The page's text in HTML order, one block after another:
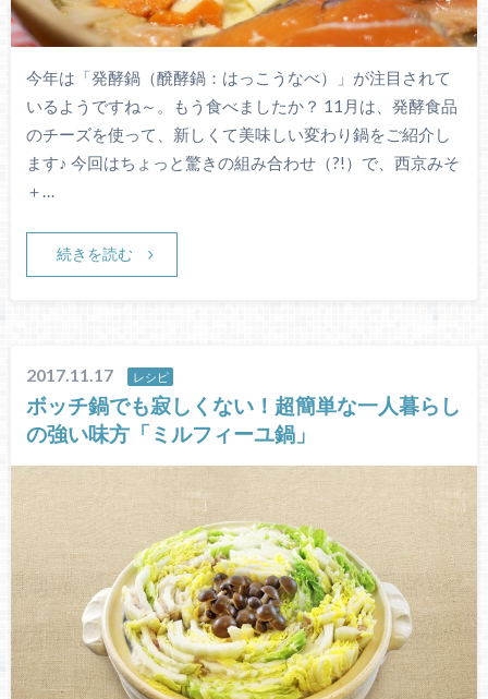
今年は「発酵鍋（醗酵鍋：はっこうなべ）」が注目されて
いるようですね～。もう食べましたか？ 11月は、発酵食品
のチーズを使って、新しくて美味しい変わり鍋をご紹介し
ます♪ 今回はちょっと驚きの組み合わせ（?!）で、西京みそ
＋…
続きを読む
2017.11.17 レシピ
ボッチ鍋でも寂しくない！超簡単な一人暮らし
の強い味方「ミルフィーユ鍋」